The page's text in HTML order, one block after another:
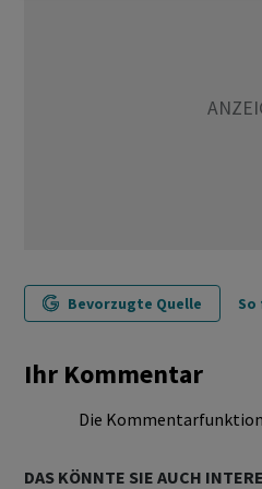
Bevorzugte Quelle
Ihr Kommentar
Die
DAS KÖNNTE SIE AUCH